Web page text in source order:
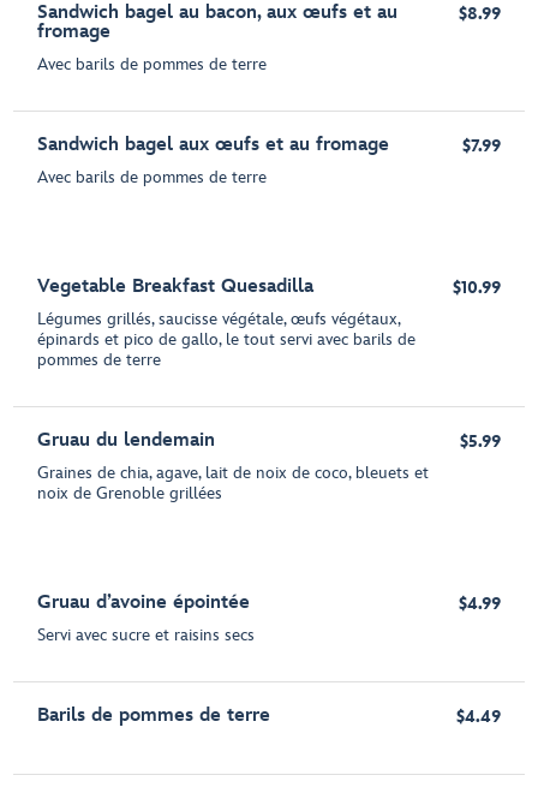
Sandwich bagel au bacon, aux œufs et au
fromage
Avec barils de pommes de terre
$8.99
Sandwich bagel aux œufs et au fromage
Avec barils de pommes de terre
$7.99
Vegetable Breakfast Quesadilla
Légumes grillés, saucisse végétale, œufs végétaux,
épinards et pico de gallo, le tout servi avec barils de
pommes de terre
$10.99
Gruau du lendemain
Graines de chia, agave, lait de noix de coco, bleuets et
noix de Grenoble grillées
$5.99
Gruau d’avoine épointée
Servi avec sucre et raisins secs
$4.99
Barils de pommes de terre $4.49